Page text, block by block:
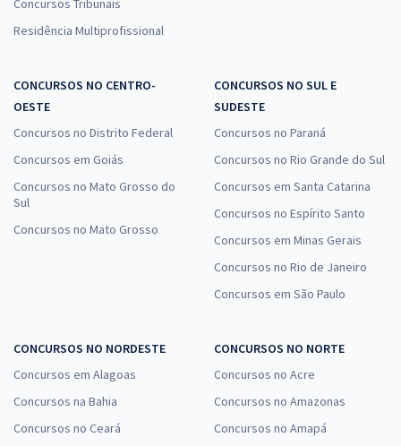
Concursos Tribunais
Residência Multiprofissional
CONCURSOS NO CENTRO-
OESTE
Concursos no Distrito Federal
Concursos em Goiás
Concursos no Mato Grosso do
Sul
Concursos no Mato Grosso
CONCURSOS NO SUL E
SUDESTE
Concursos no Paraná
Concursos no Rio Grande do Sul
Concursos em Santa Catarina
Concursos no Espírito Santo
Concursos em Minas Gerais
Concursos no Rio de Janeiro
Concursos em São Paulo
CONCURSOS NO NORDESTE
Concursos em Alagoas
Concursos na Bahia
Concursos no Ceará
CONCURSOS NO NORTE
Concursos no Acre
Concursos no Amazonas
Concursos no Amapá